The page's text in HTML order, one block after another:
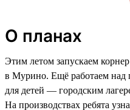
О планах
Этим летом запускаем
в Мурино. Ещё работаем
для детей — городским
На производствах ребята